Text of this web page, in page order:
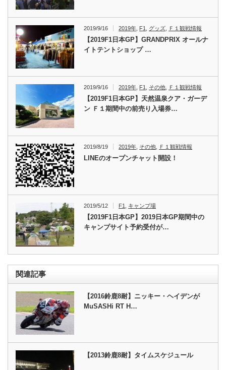
2019/9/16 2019年 F1 グッズ Ｆ１観戦情報
【2019F1日本GP】GRANDPRIX オールナ
イトテントショップ …
2019/9/16 2019年 F1 その他 Ｆ１観戦情報
【2019F1日本GP】天然温泉クア・ガーデ
ン Ｆ１期間中の前売り入場券…
2019/8/19 2019年 その他 Ｆ１観戦情報
LINEのオープンチャット開設！
2019/5/12 F1 キャンプ場
【2019F1日本GP】2019日本GP期間中の
キャンプサイト予約受付が…
関連記事
【2016鈴鹿8耐】ニッキー・ヘイデンが
MuSASHi RT H…
【2013鈴鹿8耐】タイムスケジュール